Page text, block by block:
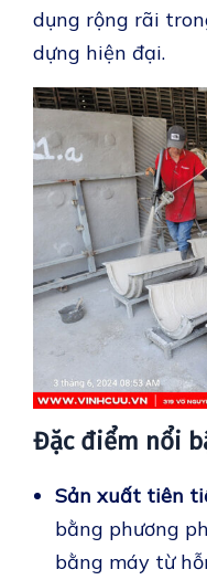
dụng rộng rãi
dựng hiện đại.
Đặc điểm nổi
Sản xuất tiên
bằng phương
bằng máy từ